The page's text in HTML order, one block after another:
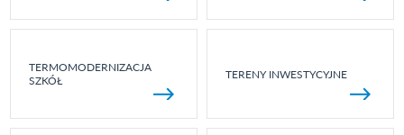
TERMOMODERNIZACJA
SZKÓŁ
TERENY INWESTYCYJNE